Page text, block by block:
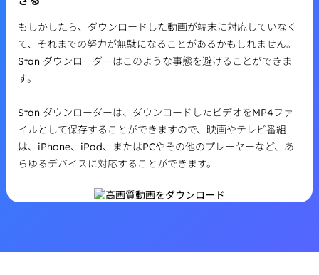
もしかしたら、ダウンロードした動画が端末に対応していなく
て、それまでの努力が無駄になることがあるかもしれません。
Stan ダウンローダーはこのような事態を避けることができま
す。
Stan ダウンローダーは、ダウンロードしたビデオをMP4ファ
イルとして保存することができますので、映画やテレビ番組
は、iPhone、iPad、またはPCやその他のプレーヤーなど、あ
らゆるデバイスに対応することができます。